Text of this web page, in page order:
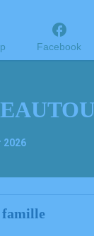
Facebook
2026
famille